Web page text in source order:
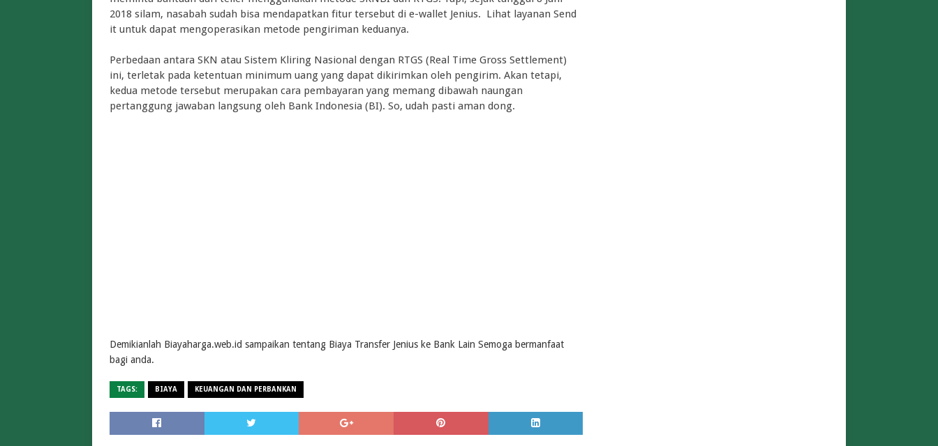
2018 silam, nasabah sudah bisa mendapatkan fitur tersebut di e-wallet Jenius. Lihat layanan Send
it untuk dapat mengoperasikan metode pengiriman keduanya.
Perbedaan antara SKN atau Sistem Kliring Nasional dengan RTGS (Real Time Gross Settlement)
ini, terletak pada ketentuan minimum uang yang dapat dikirimkan oleh pengirim. Akan tetapi,
kedua metode tersebut merupakan cara pembayaran yang memang dibawah naungan
pertanggung jawaban langsung oleh Bank Indonesia (BI). So, udah pasti aman dong.
Demikianlah Biayaharga.web.id sampaikan tentang Biaya Transfer Jenius ke Bank Lain Semoga bermanfaat
bagi anda.
TAGS: BIAYA KEUANGAN DAN PERBANKAN